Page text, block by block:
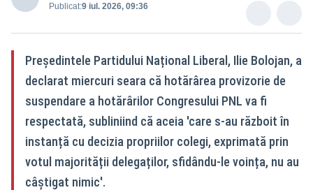
Publicat:9 iul. 2026, 09:36
Președintele Partidului Național Liberal, Ilie Bolojan, a
declarat miercuri seara că hotărârea provizorie de
suspendare a hotărârilor Congresului PNL va fi
respectată, subliniind că aceia 'care s-au războit în
instanță cu decizia propriilor colegi, exprimată prin
votul majorității delegaților, sfidându-le voința, nu au
câștigat nimic'.